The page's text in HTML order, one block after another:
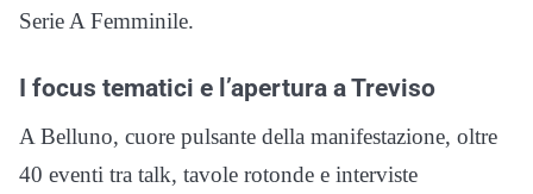
Serie A Femminile.
I focus tematici e l’apertura a Treviso
A Belluno, cuore pulsante della manifestazione, oltre
40 eventi tra talk, tavole rotonde e interviste